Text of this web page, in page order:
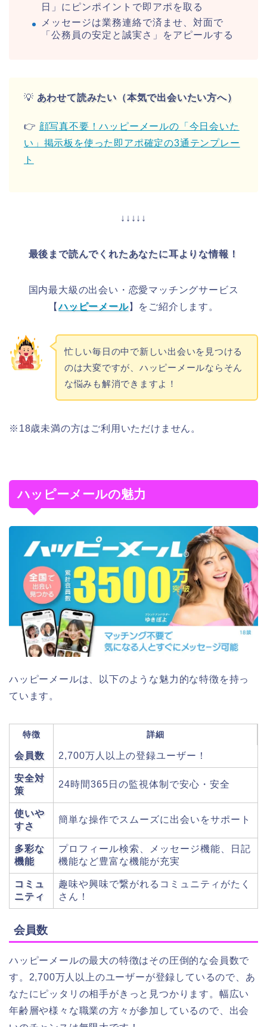
日」にピンポイントで即アポを取る
メッセージは業務連絡で済ませ、対面で
「公務員の安定と誠実さ」をアピールする
💡 あわせて読みたい（本気で出会いたい方へ）
👉 顔写真不要！ハッピーメールの「今日会いた
い」掲示板を使った即アポ確定の3通テンプレー
ト
↓↓↓↓↓
最後まで読んでくれたあなたに耳よりな情報！
国内最大級の出会い・恋愛マッチングサービス
【ハッピーメール】をご紹介します。
忙しい毎日の中で新しい出会いを見つける
のは大変ですが、ハッピーメールならそん
な悩みも解消できますよ！
※18歳未満の方はご利用いただけません。
ハッピーメールの魅力
ハッピーメールは、以下のような魅力的な特徴を持っ
ています。
特徴 詳細
会員数 2,700万人以上の登録ユーザー！
安全対
策
24時間365日の監視体制で安心・安全
使いや
すさ
簡単な操作でスムーズに出会いをサポート
多彩な
機能
プロフィール検索、メッセージ機能、日記
機能など豊富な機能が充実
コミュ
ニティ
趣味や興味で繋がれるコミュニティがたく
さん！
会員数
ハッピーメールの最大の特徴はその圧倒的な会員数で
す。2,700万人以上のユーザーが登録しているので、あ
なたにピッタリの相手がきっと見つかります。幅広い
年齢層や様々な職業の方々が参加しているので、出会